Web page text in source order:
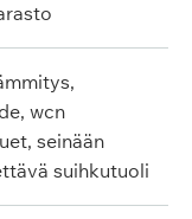
wcn
seinään
suihkutuoli